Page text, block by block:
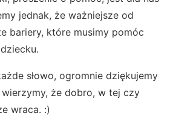
jednak, że ważniejsze od
bariery, które musimy pomóc
słowo, ogromnie dziękujemy
że dobro, w tej czy
wraca. :)